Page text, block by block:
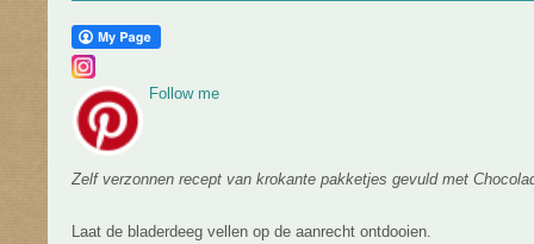
Follow me
Zelf verzonnen recept van krokante pakketjes gevuld met
Laat de bladerdeeg vellen op de aanrecht ontdooien.